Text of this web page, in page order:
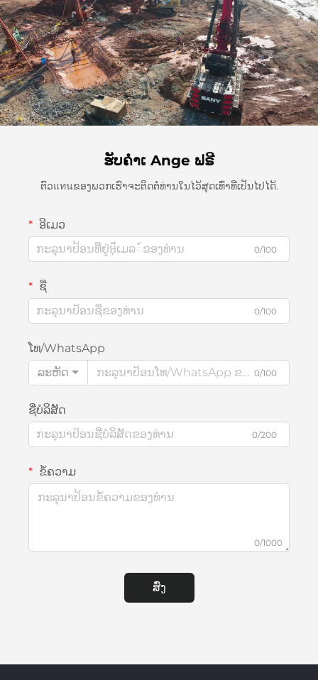
ຮັບຄຳເ Ange ຟຣີ
ຕົວแทนຂອງພວກເຮົາຈະຕິດຕໍ່ທ່ານໃນໄວ້ສຸດເທົ່າທີ່ເປັນໄປໄດ້.
ອີເມວ
0/100
ຊື່
0/100
ໂທ/WhatsApp
ລະຫັດ
0/100
ຊື່ບໍລິສັດ
0/200
ຂໍ້ຄວາມ
0/1000
ສົ່ງ